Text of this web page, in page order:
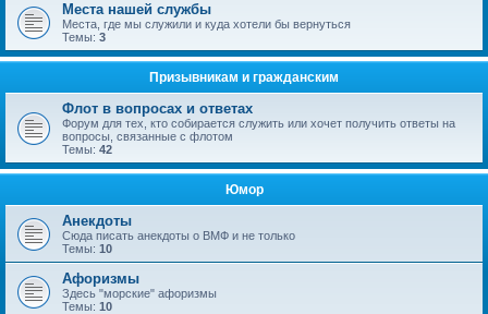
Места нашей службы
Места, где мы служили и куда хотели бы вернуться
Темы: 3
Призывникам и гражданским
Флот в вопросах и ответах
Форум для тех, кто собирается служить или хочет получить ответы на
вопросы, связанные с флотом
Темы: 42
Юмор
Анекдоты
Сюда писать анекдоты о ВМФ и не только
Темы: 10
Афоризмы
Здесь "морские" афоризмы
Темы: 10